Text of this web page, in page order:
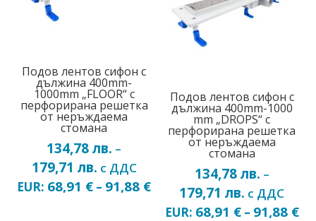
Подов лентов сифон с
дължина 400mm-
1000mm „FLOOR“ с
перфорирана решетка
от неръждаема
стомана
134,78лв. –
179,71 лв.Price
range:
с ДДС
EUR: 68,91 € – 91,88 €
Подов лентов сифон с
дължина 400mm-1000
mm „DROPS“ с
перфорирана решетка
от неръждаема
стомана
134,78 лв. –
179,71лв. Price
range:
с ДДС
EUR: 68,91 €– 91,88 €